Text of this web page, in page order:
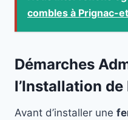
combles à Prignac-
Démarches
l’Installation
Avant d’installer une